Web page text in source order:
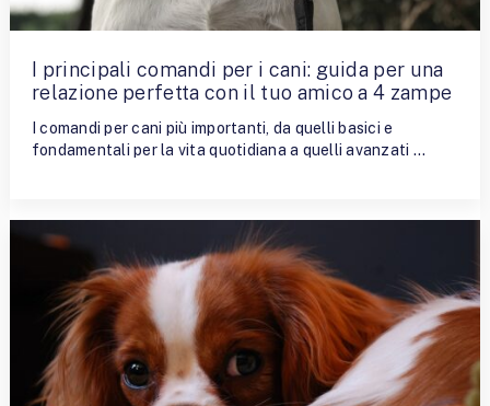
I principali comandi per i cani: guida per una
relazione perfetta con il tuo amico a 4 zampe
I comandi per cani più importanti, da quelli basici e
fondamentali per la vita quotidiana a quelli avanzati …